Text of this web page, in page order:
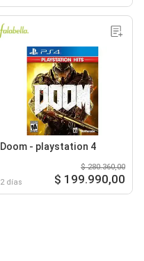
Doom - playstation 4
2 días
$ 280.360,00
$ 199.990,00